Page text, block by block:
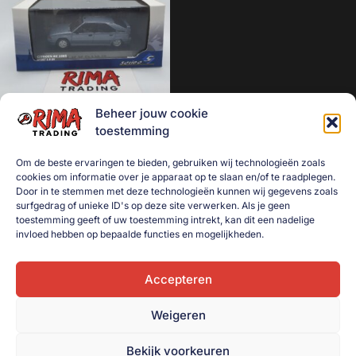
Beheer jouw cookie
toestemming
Om de beste ervaringen te bieden, gebruiken wij technologieën zoals
cookies om informatie over je apparaat op te slaan en/of te raadplegen.
Door in te stemmen met deze technologieën kunnen wij gegevens zoals
surfgedrag of unieke ID's op deze site verwerken. Als je geen
toestemming geeft of uw toestemming intrekt, kan dit een nadelige
invloed hebben op bepaalde functies en mogelijkheden.
Accepteren
Weigeren
Bekijk voorkeuren
Aanhanger onderdelen
Afzetmateriaal
Automotive
Bakken
Bakken gebruikt
Dieren
Elektra
Gereedschap
Indoor Plants
Citroën BX Sport 1.9 8v 1985
25,00
Toevoegen aan
winkelwagen